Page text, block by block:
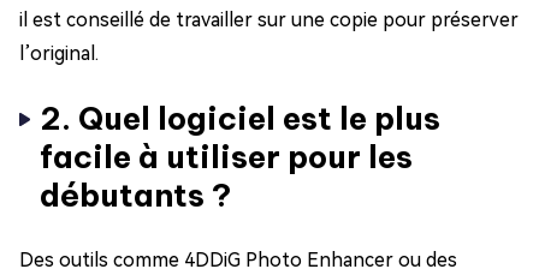
il est conseillé de travailler sur une copie pour préserver
l’original.
2. Quel logiciel est le plus
facile à utiliser pour les
débutants ?
Des outils comme 4DDiG Photo Enhancer ou des